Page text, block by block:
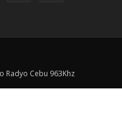
Radyo Cebu 963Khz